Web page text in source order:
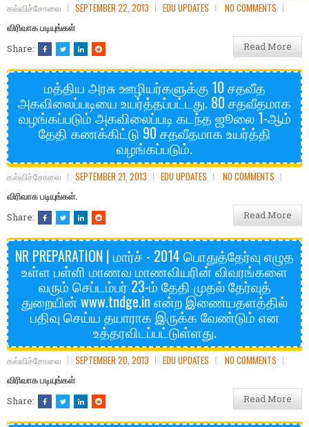
கல்விச்சோலை SEPTEMBER 22, 2013 EDU UPDATES NO COMMENTS
விரிவாக படியுங்கள்
Share:
Read More
மத்திய அரசு ஊழியர்களுக்கு 10 சதவீத
அகவிலைப்படியை உயர்த்தப்பட்டது. 80 சதவீதமாக
வழங்கப்படும் அகவிலைப்படி கடந்த ஜூலை 1-ஆம்
தேதி கணக்கிட்டு 90 சதவீதமாக உயர்த்தி
வழங்கப்படும்.
கல்விச்சோலை SEPTEMBER 21, 2013 EDU UPDATES NO COMMENTS
விரிவாக படியுங்கள்.
Share:
Read More
NR PREPARATION | மார்ச் - 2014 பொதுத்தேர்வு எழுத
உள்ள பள்ளி மாணவ மாணவியரின் விவரங்களை
வரும் செப்டம்பர் 23-ம் தேதி முதல் தேர்வுத்
துறையின் www.tndge.in என்ற இணையதளத்தில்
பதிவு செய்ய தயாராக இருக்க வேண்டும் என
உத்தரவிடப்பட்டுள்ளது.
கல்விச்சோலை SEPTEMBER 20, 2013 EDU UPDATES NO COMMENTS
விரிவாக படியுங்கள்
Share:
Read More